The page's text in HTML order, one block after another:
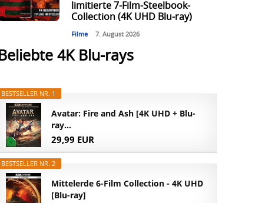
limitierte 7-Film-Steelbook-
Collection (4K UHD Blu-ray)
Filme 7. August 2026
Beliebte 4K Blu-rays
BESTSELLER NR. 1
Avatar: Fire and Ash [4K UHD + Blu-
ray...
29,99 EUR
BESTSELLER NR. 2
Mittelerde 6-Film Collection - 4K UHD
[Blu-ray]